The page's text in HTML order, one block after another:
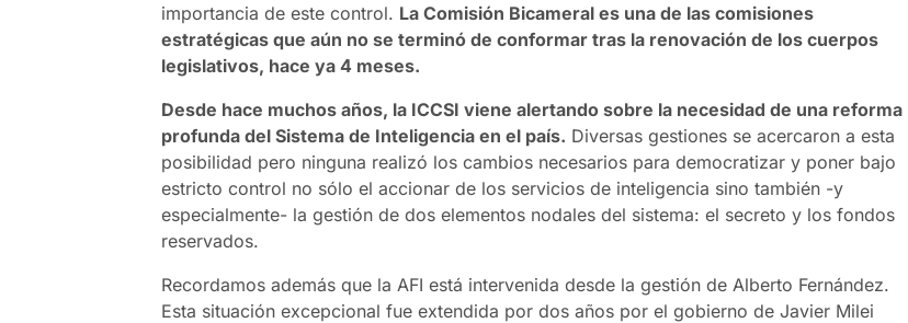
importancia de este control. La Comisión Bicameral es una de las comisiones
estratégicas que aún no se terminó de conformar tras la renovación de los cuerpos
legislativos, hace ya 4 meses.
Desde hace muchos años, la ICCSI viene alertando sobre la necesidad de una reforma
profunda del Sistema de Inteligencia en el país. Diversas gestiones se acercaron a esta
posibilidad pero ninguna realizó los cambios necesarios para democratizar y poner bajo
estricto control no sólo el accionar de los servicios de inteligencia sino también -y
especialmente- la gestión de dos elementos nodales del sistema: el secreto y los fondos
reservados.
Recordamos además que la AFI está intervenida desde la gestión de Alberto Fernández.
Esta situación excepcional fue extendida por dos años por el gobierno de Javier Milei